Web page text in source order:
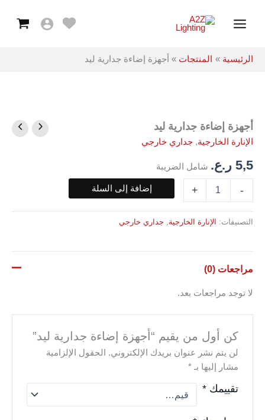
Menu
الرئيسية المنتجات أجهزة إضاءة جدارية ليد
أجهزة إضاءة جدارية ليد
الإنارة الخارجية, جداري خارجي
5,5 ر.ع. شامل الضريبة
-
كمية
أجهزة
إضاءة
جدارية
ليد
+ إضافة إلى السلة
التصنيفات: الإنارة الخارجية جداري خارجي
مراجعات (0)
لا توجد مراجعات بعد.
كن أول من يقيم “أجهزة إضاءة جدارية ليد”
لن يتم نشر عنوان بريدك الإلكتروني.
الحقول الإلزامية
مشار إليها بـ*
تقييمك*